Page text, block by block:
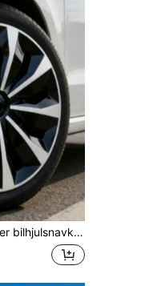
til at dekorere hjulets udseende, fås i flere farver